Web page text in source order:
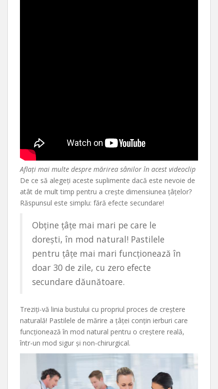
Aflați mai multe despre mărirea sânilor în acest videoclip
De ce să alegeți aceste suplimente dacă este nevoie de
atât de mult timp pentru a crește dimensiunea țâțelor?
Răspunsul este simplu: fără efecte secundare!
Obține țâțe mai mari pe care le
dorești, în mod natural! Pastilele
pentru țâțe mai mari funcționează în
doar 30 de zile, cu zero efecte
secundare dăunătoare.
Treziți-vă linia bustului cu propriul proces de creștere
naturală! Pastilele de mărire a țâței conțin ierburi care
funcționează în mod natural pentru o creștere reală,
într-un mod sigur și non-chirurgical.